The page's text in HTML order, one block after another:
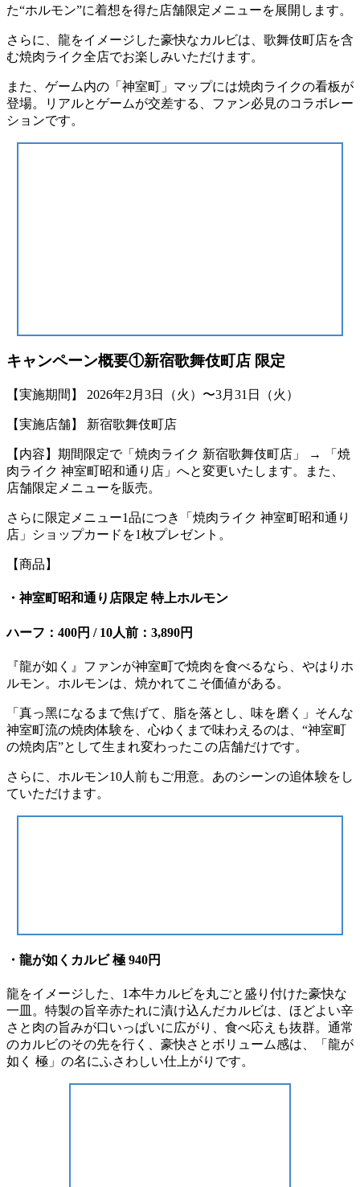
た“ホルモン”に着想を得た店舗限定メニューを展開します。
さらに、⿓をイメージした豪快なカルビは、歌舞伎町店を含
む焼⾁ライク全店でお楽しみいただけます。
また、ゲーム内の「神室町」マップには焼⾁ライクの看板が
登場。リアルとゲームが交差する、ファン必⾒のコラボレー
ションです。
キャンペーン概要①新宿歌舞伎町店 限定
【実施期間】 2026年2月3日（火）〜3月31日（火）
【実施店舗】 新宿歌舞伎町店
【内容】期間限定で「焼肉ライク 新宿歌舞伎町店」 → 「焼
肉ライク 神室町昭和通り店」へと変更いたします。また、
店舗限定メニューを販売。
さらに限定メニュー1品につき「焼肉ライク 神室町昭和通り
店」ショップカードを1枚プレゼント。
【商品】
・神室町昭和通り店限定 特上ホルモン
ハーフ：400円 / 10人前：3,890円
『⿓が如く』ファンが神室町で焼⾁を⾷べるなら、やはりホ
ルモン。ホルモンは、焼かれてこそ価値がある。
「真っ⿊になるまで焦げて、脂を落とし、味を磨く」そんな
神室町流の焼⾁体験を、⼼ゆくまで味わえるのは、“神室町
の焼⾁店”として⽣まれ変わったこの店舗だけです。
さらに、ホルモン10⼈前もご⽤意。あのシーンの追体験をし
ていただけます。
・龍が如くカルビ 極 940円
⿓をイメージした、1本⽜カルビを丸ごと盛り付けた豪快な
⼀⽫。特製の旨⾟⾚たれに漬け込んだカルビは、ほどよい⾟
さと⾁の旨みが⼝いっぱいに広がり、⾷べ応えも抜群。通常
のカルビのその先を⾏く、豪快さとボリューム感は、「⿓が
如く 極」の名にふさわしい仕上がりです。